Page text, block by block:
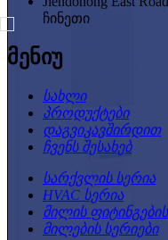
ჩინეთი
მენიუ
სახლი
პროდუქტები
დაგვიკავშირდით
ჩვენს შესახებ
სარქვლის სერია
HVAC სერია
მილის
მილების სერიები